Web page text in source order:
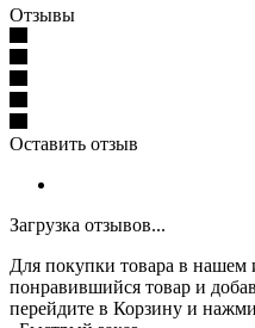
Отзывы
Оставить отзыв
Загрузка отзывов...
Для покупки товара в нашем
понравившийся товар и
перейдите в Корзину и